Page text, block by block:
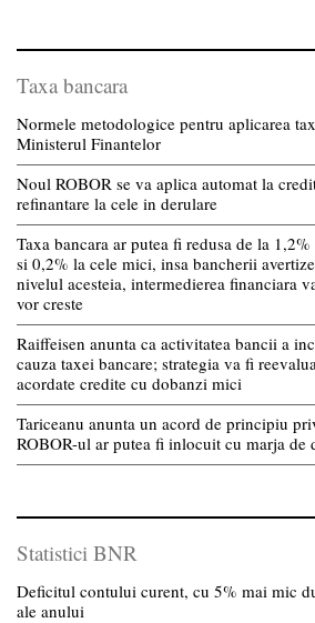
Taxa bancara
Normele metodologice pentru aplicarea
Ministerul Finantelor
Noul ROBOR se va aplica automat la
refinantare la cele in derulare
Taxa bancara ar putea fi redusa de la
si 0,2% la cele mici, insa bancherii
nivelul acesteia, intermedierea financiara
vor creste
Raiffeisen anunta ca activitatea bancii a
cauza taxei bancare; strategia va fi
acordate credite cu dobanzi mici
Tariceanu anunta un acord de principiu
ROBOR-ul ar putea fi inlocuit cu marja de
Statistici BNR
Deficitul contului curent, cu 5% mai mic
ale anului